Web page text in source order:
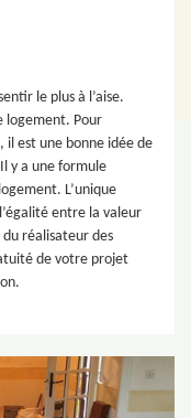
le plus à l’aise.
logement. Pour
il est une bonne idée de
y a une formule
L’unique
entre la valeur
réalisateur des
de votre projet